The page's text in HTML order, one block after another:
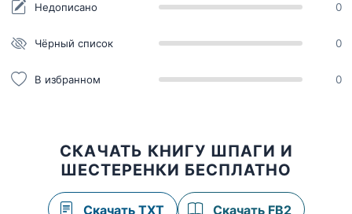
Недописано 0
Чёрный список 0
В избранном 0
СКАЧАТЬ КНИГУ ШПАГИ И
ШЕСТЕРЕНКИ БЕСПЛАТНО
Скачать TXT Скачать FB2